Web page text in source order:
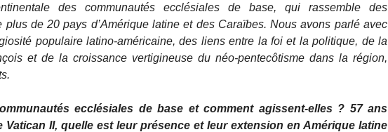
des communautés ecclésiales de base, qui rassemble des
plus de 20 pays d’Amérique latine et des Caraïbes. Nous avons parlé avec
populaire latino-américaine, des liens entre la foi et la politique, de la
et de la croissance vertigineuse du néo-pentecôtisme dans la région,
ecclésiales de base et comment agissent-elles ? 57 ans
Vatican II, quelle est leur présence et leur extension en Amérique latine